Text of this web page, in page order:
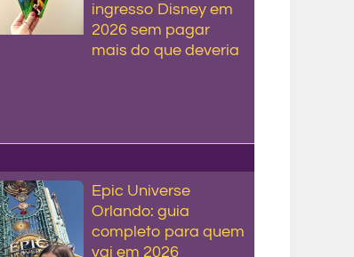
ingresso Disney em
2026 sem pagar
mais do que deveria
Epic Universe
Orlando: guia
completo para quem
vai em 2026